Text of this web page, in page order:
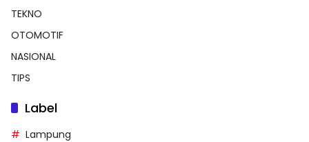
TEKNO
OTOMOTIF
NASIONAL
TIPS
Label
Lampung